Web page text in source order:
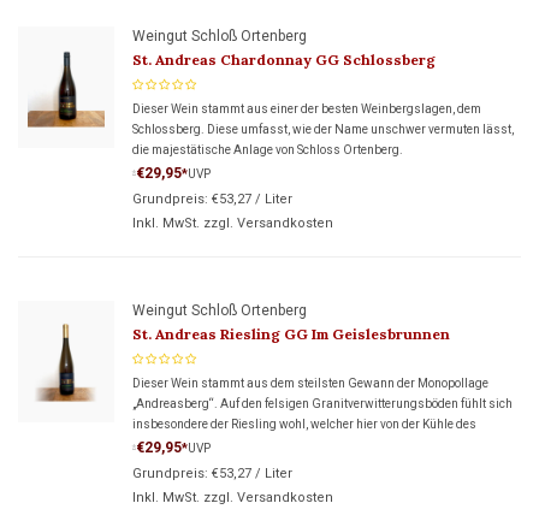
Weingut Schloß Ortenberg
St. Andreas Chardonnay GG Schlossberg
Dieser Wein stammt aus einer der besten Weinbergslagen, dem
Schlossberg. Diese umfasst, wie der Name unschwer vermuten lässt,
die majestätische Anlage von Schloss Ortenberg.
*€29,95*UVP
Grundpreis: €53,27 / Liter
Inkl. MwSt. zzgl. Versandkosten
Weingut Schloß Ortenberg
St. Andreas Riesling GG Im Geislesbrunnen
Dieser Wein stammt aus dem steilsten Gewann der Monopollage
„Andreasberg“. Auf den felsigen Granitverwitterungsböden fühlt sich
insbesondere der Riesling wohl, welcher hier von der Kühle des
angrenzenden Schwarzwaldes profitiert.
*€29,95*UVP
Grundpreis: €53,27 / Liter
Inkl. MwSt. zzgl. Versandkosten